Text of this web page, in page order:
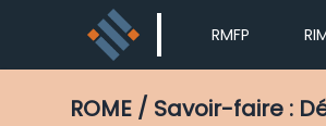
RMFP
ROME / Savoir-faire :